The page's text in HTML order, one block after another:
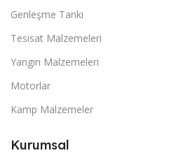
Genleşme Tankı
Tesisat Malzemeleri
Yangın Malzemeleri
Motorlar
Kamp Malzemeler
Kurumsal